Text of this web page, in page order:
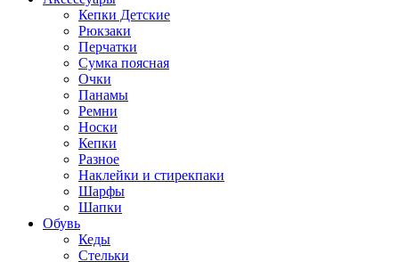
Кепки Детские
Рюкзаки
Перчатки
Сумка поясная
Очки
Панамы
Ремни
Носки
Кепки
Разное
Наклейки и стирекпаки
Шарфы
Шапки
Обувь
Кеды
Стельки